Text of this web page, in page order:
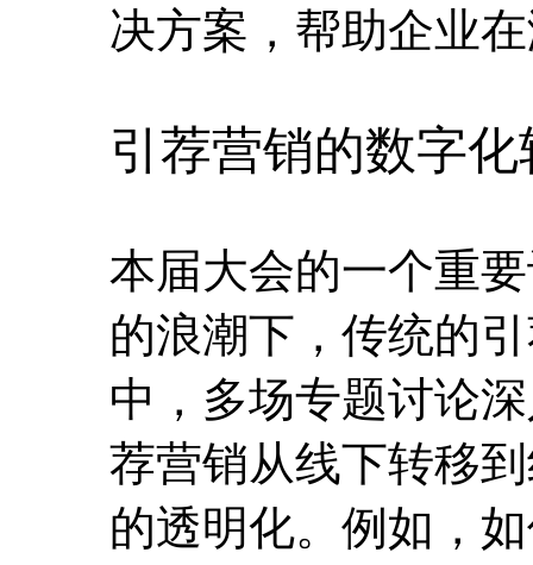
决方案，帮助企业
引荐营销的数字化
本届大会的一个重
的浪潮下，传统的
中，多场专题讨论
荐营销从线下转移
的透明化。例如，